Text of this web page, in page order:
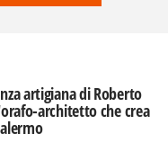
artigiana di Roberto
architetto che crea